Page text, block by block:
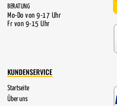
BERATUNG
Mo-Do von 9-17 Uhr
Fr von 9-15 Uhr
KUNDENSERVICE
Startseite
Über uns